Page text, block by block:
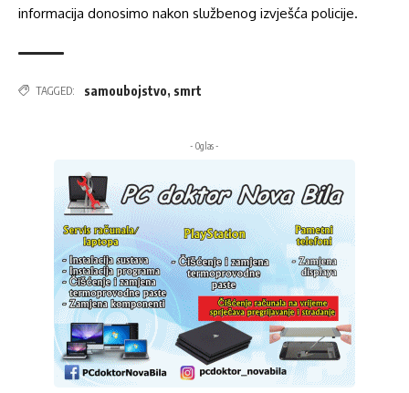
informacija donosimo nakon službenog izvješća policije.
TAGGED: samoubojstvo, smrt
- Oglas -